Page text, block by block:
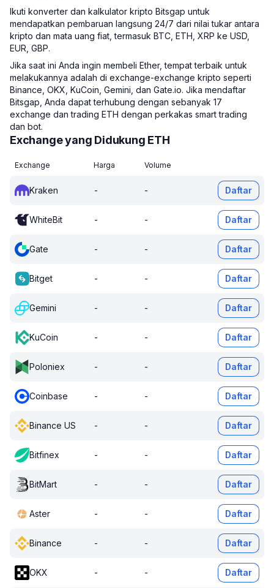
Ikuti konverter dan kalkulator kripto Bitsgap untuk
mendapatkan pembaruan langsung 24/7 dari nilai tukar antara
kripto dan mata uang fiat, termasuk BTC, ETH, XRP ke USD,
EUR, GBP.
Jika saat ini Anda ingin membeli Ether, tempat terbaik untuk
melakukannya adalah di exchange-exchange kripto seperti
Binance, OKX, KuCoin, Gemini, dan Gate.io. Jika mendaftar
Bitsgap, Anda dapat terhubung dengan sebanyak 17
exchange dan trading ETH dengan perkakas smart trading
dan bot.
Exchange yang Didukung ETH
Exchange Harga Volume
Kraken - - Daftar
WhiteBit - - Daftar
Gate - - Daftar
Bitget - - Daftar
Gemini - - Daftar
KuCoin - - Daftar
Poloniex - - Daftar
Coinbase - - Daftar
Binance US - - Daftar
Bitfinex - - Daftar
BitMart - - Daftar
Aster - - Daftar
Binance - - Daftar
OKX - - Daftar